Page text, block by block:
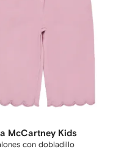
McCartney Kids
con dobladillo